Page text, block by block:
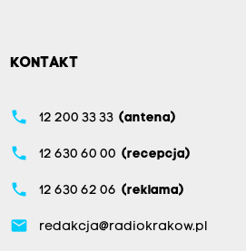
KONTAKT
phone 12 200 33 33 (antena)
phone 12 630 60 00 (recepcja)
phone 12 630 62 06 (reklama)
email redakcja@radiokrakow.pl